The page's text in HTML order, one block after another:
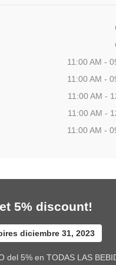
11:00 AM -
11:00 AM -
11:00 AM -
11:00 AM -
11:00 AM -
5% discount!
diciembre 31, 2023
del 5% en TODAS LAS